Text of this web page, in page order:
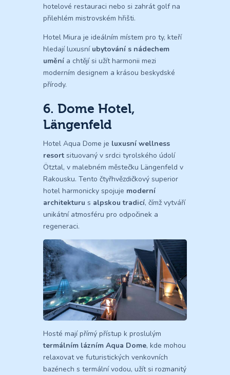
hotelové restauraci nebo si zahrát golf na
přilehlém mistrovském hřišti.
Hotel Miura je ideálním místem pro ty, kteří
hledají luxusní ubytování s nádechem
umění a chtějí si užít harmonii mezi
moderním designem a krásou beskydské
přírody.
6. Dome Hotel,
Längenfeld
Hotel Aqua Dome je luxusní wellness
resort situovaný v srdci tyrolského údolí
Ötztal, v malebném městečku Längenfeld v
Rakousku. Tento čtyřhvězdičkový superior
hotel harmonicky spojuje moderní
architekturu s alpskou tradicí, čímž vytváří
unikátní atmosféru pro odpočinek a
regeneraci.
Hosté mají přímý přístup k proslulým
termálním lázním Aqua Dome, kde mohou
relaxovat ve futuristických venkovních
bazénech s termální vodou, užít si rozmanitý